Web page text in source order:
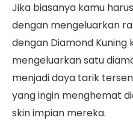
Jika biasanya kamu
dengan mengeluarkan
dengan Diamond Kuning
mengeluarkan satu
menjadi daya tarik
yang ingin menghemat
skin impian mereka.